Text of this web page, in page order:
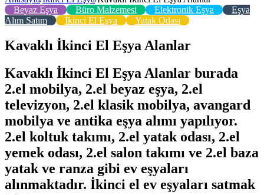
Beyaz Eşya
Büro Malzemesi Elektronik Eşya
Eşya
Alım Satım
İkinci El Eşya Yatak Odası
Kavaklı İkinci El Eşya Alanlar
Kavaklı İkinci El Eşya Alanlar burada
2.el mobilya, 2.el beyaz eşya, 2.el
televizyon, 2.el klasik mobilya, avangard
mobilya ve antika eşya alımı yapılıyor.
2.el koltuk takımı, 2.el yatak odası, 2.el
yemek odası, 2.el salon takımı ve 2.el baza
yatak ve ranza gibi ev eşyaları
alınmaktadır. İkinci el ev eşyaları satmak